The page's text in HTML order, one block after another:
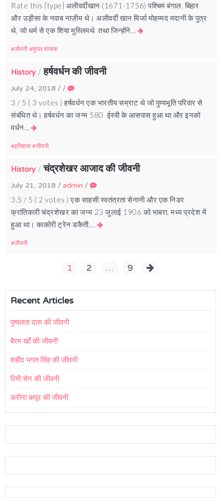
Rate this {type} अलीवर्दीखान (1671-1756) पश्चिम बंगाल, बिहार
और उड़ीसा के नवाब नाज़ीम थे। अलीवर्दी खान मिर्जा मोहम्मद मदानी के पुत्र
थे, जो धर्म से एक शिया मुस्लिमथे तथा जिन्होंने…
जीवनी मुगल शासक
History/हर्षवर्धन की जीवनी
July 24, 2018 / /
3 / 5 ( 3 votes ) हर्षवर्धन एक भारतीय सम्राट थे जो पुष्यभूति परिवार से
संबंधित थे। हर्षवर्धन का जन्म 580 ईस्वी के आसपास हुआ था और इनको
वर्धन…
इतिहास जीवनी
History/चंद्रशेखर आजाद की जीवनी
July 21, 2018 /admin /
3.5 / 5 ( 2 votes ) एक साहसी स्वतंत्रता सेनानी और एक निडर
क्रांतिकारी चंद्रशेखर का जन्म 23 जुलाई 1906 को भाबरा, मध्य प्रदेश में
हुआ था। काकोरी ट्रेन डकैती,…
जीवनी
1 2 … 9
Recent Articles
पुष्पलता दास की जीवनी
बैरम खाँ की जीवनी
शहीद भगत सिंह की जीवनी
रिमी सेन की जीवनी
करीना कपूर की जीवनी